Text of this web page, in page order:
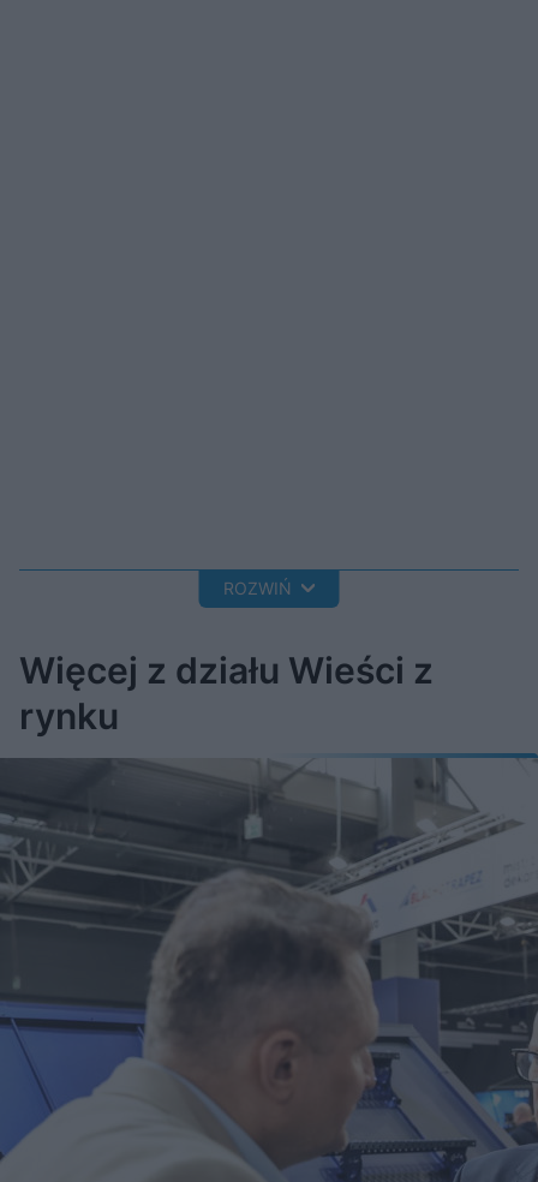
ROZWIŃ
Więcej z działu Wieści z
rynku